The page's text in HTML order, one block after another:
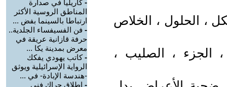
، الحلول ، الخلاص
الجزء ، الصليب ،
-كاريليا في صدارة
المناطق الروسية الأكثر
ارتباطا بالسينما بفض ...
- فن الفسيفساء الجلدية..
حرفة قازانية عريقة في
معرض بمدينة يكا ...
-كاتب يهودي يفكك
الرواية الإسرائيلية ويوثق
-هندسة الإبادة- في ...
- إطلاق حراك فني